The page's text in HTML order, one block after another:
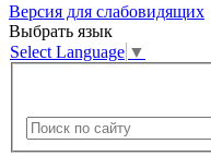
Версия для слабовидящих
Выбрать язык
Select Language ▼